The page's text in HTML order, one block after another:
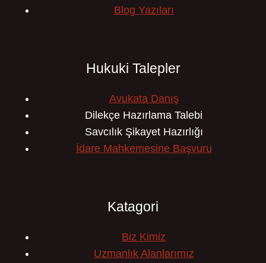
Blog Yazıları
Hukuki Talepler
Avukata Danış
Dilekçe Hazırlama Talebi
Savcılık Şikayet Hazırlığı
İdare Mahkemesine Başvuru
Katagori
Biz Kimiz
Uzmanlık Alanlarımız